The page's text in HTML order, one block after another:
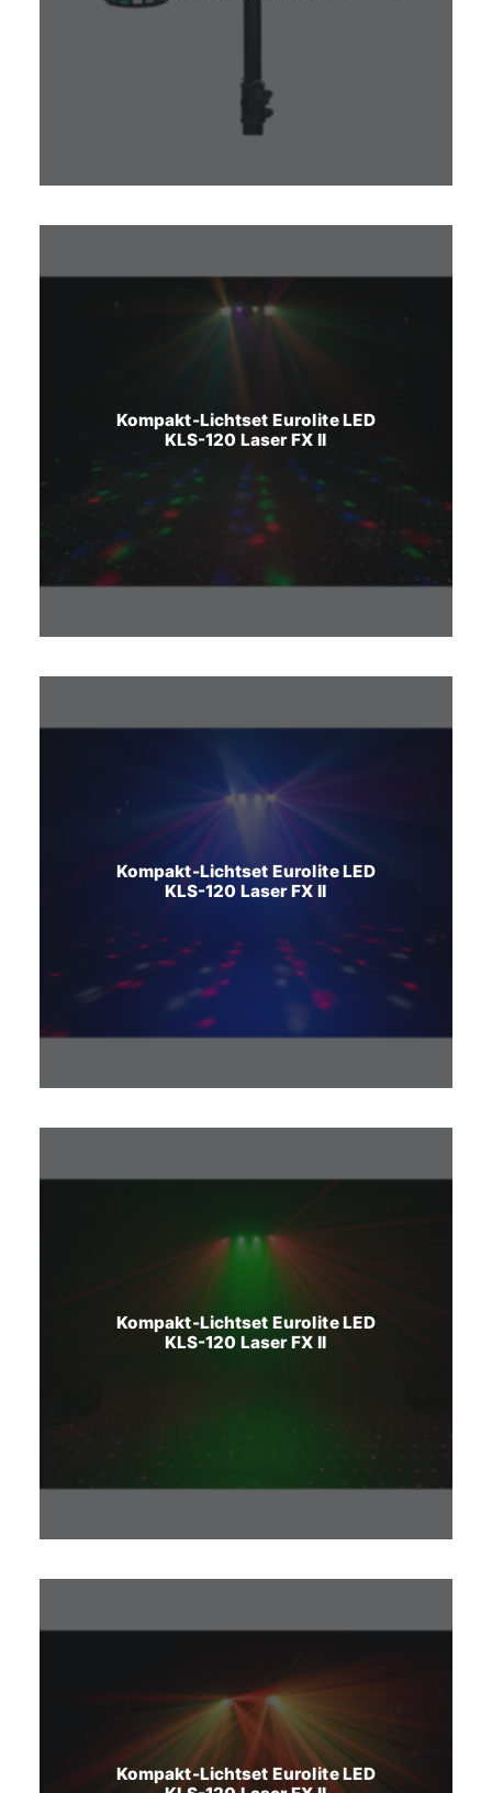
Kompakt-Lichtset Eurolite LED
KLS-120 Laser FX II
Kompakt-Lichtset Eurolite LED
KLS-120 Laser FX II
Kompakt-Lichtset Eurolite LED
KLS-120 Laser FX II
Kompakt-Lichtset Eurolite LED